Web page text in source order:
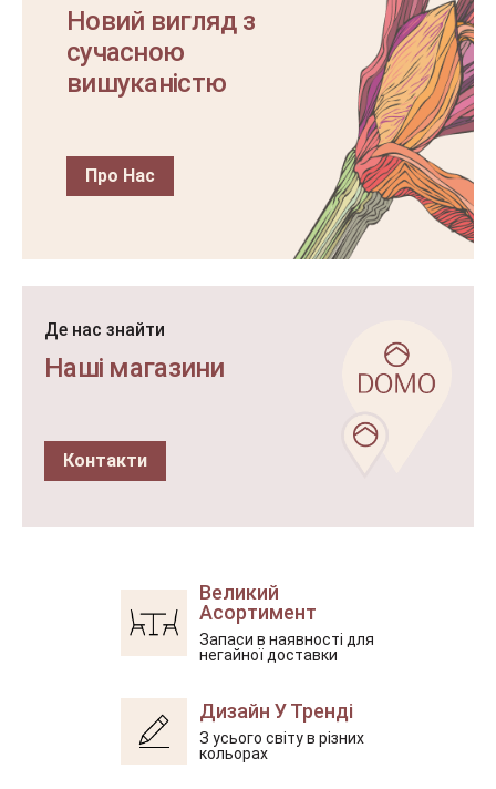
Новий вигляд з
сучасною
вишуканістю
Про Нас
Де нас знайти
Наші магазини
Контакти
Великий
Асортимент
Запаси в наявності для
негайної доставки
Дизайн У Тренді
З усього світу в різних
кольорах